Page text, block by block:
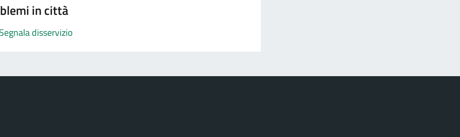
in città
disservizio